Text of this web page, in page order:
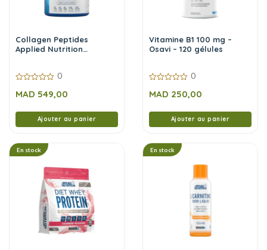
Collagen Peptides
Applied Nutrition
sur
0
MAD 549,00
Ajouter au panier
Vitamine B1 100 mg –
Osavi – 120 gélules
sur
0
MAD 250,00
Ajouter au panier
En stock En stock